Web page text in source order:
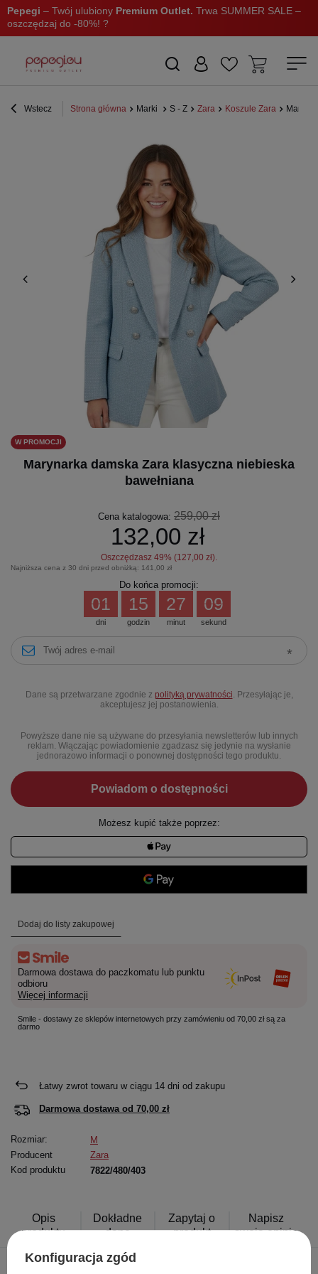
Pepegi – Twój ulubiony Premium Outlet. Trwa SUMMER SALE –
oszczędzaj do -80%! ?
Wstecz Strona główna Marki S - Z Zara Koszule Zara
W PROMOCJI
Marynarka damska Zara klasyczna niebieska
bawełniana
Cena katalogowa: 259,00 zł
132,00 zł
Oszczędzasz 49% (127,00 zł).
Najniższa cena z 30 dni przed obniżką: 141,00 zł
Do końca promocji:
dni
01
godzin
15
minut
27
sekund
09
Dane są przetwarzane zgodnie z polityką prywatności . Przesyłając je,
akceptujesz jej postanowienia.
Powyższe dane nie są używane do przesyłania newsletterów lub innych
reklam. Włączając powiadomienie zgadzasz się jedynie na wysłanie
jednorazowo informacji o ponownej dostępności tego produktu.
Powiadom o dostępności
Możesz kupić także poprzez:
Dodaj do listy zakupowej
Darmowa dostawa do paczkomatu lub punktu
odbioru
Więcej informacji
Smile - dostawy ze sklepów internetowych przy zamówieniu od 70,00 zł są za
darmo
Łatwy zwrot towaru w ciągu 14 dni od zakupu
Darmowa dostawa od 70,00 zł
Rozmiar:
M
Producent
Zara
Kod produktu
7822/480/403
Opis
produktu
Dokładne
dane
Zapytaj o
produkt
Napisz
swoją opinię
Konfiguracja zgód